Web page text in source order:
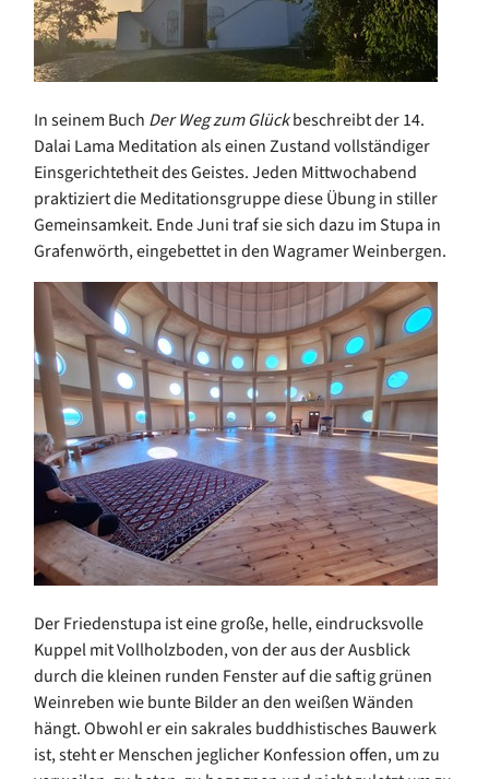
In seinem Buch Der Weg zum Glückbeschreibt der 14.
Dalai Lama Meditation als einen Zustand vollständiger
Einsgerichtetheit des Geistes. Jeden Mittwochabend
praktiziert die Meditationsgruppe diese Übung in stiller
Gemeinsamkeit. Ende Juni traf sie sich dazu im Stupa in
Grafenwörth, eingebettet in den Wagramer Weinbergen.
Der Friedenstupa ist eine große, helle, eindrucksvolle
Kuppel mit Vollholzboden, von der aus der Ausblick
durch die kleinen runden Fenster auf die saftig grünen
Weinreben wie bunte Bilder an den weißen Wänden
hängt. Obwohl er ein sakrales buddhistisches Bauwerk
ist, steht er Menschen jeglicher Konfession offen, um zu